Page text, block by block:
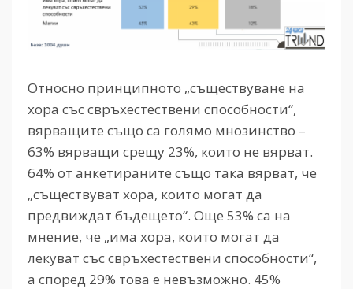
Относно принципното „съществуване на
хора със свръхестествени способности“,
вярващите също са голямо мнозинство –
63% вярващи срещу 23%, които не вярват.
64% от анкетираните също така вярват, че
„съществуват хора, които могат да
предвиждат бъдещето“. Още 53% са на
мнение, че „има хора, които могат да
лекуват със свръхестествени способности“,
а според 29% това е невъзможно. 45%